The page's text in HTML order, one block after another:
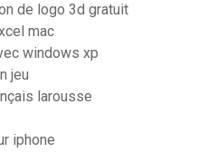
de logo 3d gratuit
mac
windows xp
jeu
larousse
iphone